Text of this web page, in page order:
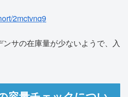
2mctvnq9
サの在庫量が少ないようで、入